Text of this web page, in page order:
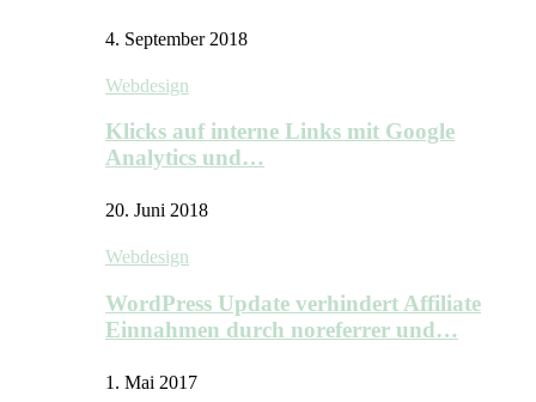
4. September 2018
Webdesign
Klicks auf interne Links mit Google
Analytics und…
20. Juni 2018
Webdesign
WordPress Update verhindert Affiliate
Einnahmen durch noreferrer und…
1. Mai 2017